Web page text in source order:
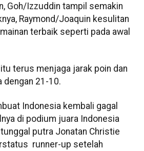
Goh/Izzuddin tampil semakin
Raymond/Joaquin kesulitan
terbaik seperti pada awal
terus menjaga jarak poin dan
dengan 21-10.
Indonesia kembali gagal
di podium juara Indonesia
putra Jonatan Christie
runner-up setelah